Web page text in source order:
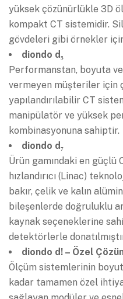
yüksek çözünürlükle 3D
kompakt CT sistemidir.
gövdeleri gibi örnekler
diondo d₅
Performanstan, boyuta
vermeyen müşteriler için
yapılandırılabilir CT
manipülatör ve yüksek
kombinasyonuna sahiptir.
diondo d₇
Ürün gamındaki en güçlü
hızlandırıcı (Linac)
bakır, çelik ve kalın
bileşenlerde doğruluklu
kaynak seçeneklerine
detektörlerle
diondo d! – Özel
Ölçüm sistemlerinin
kadar tamamen özel